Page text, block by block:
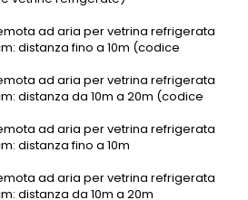
ad aria per vetrina refrigerata
distanza fino a 10m (codice
ad aria per vetrina refrigerata
distanza da 10m a 20m (codice
ad aria per vetrina refrigerata
distanza fino a 10m
ad aria per vetrina refrigerata
distanza da 10m a 20m